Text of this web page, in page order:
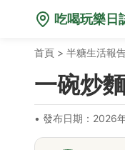
吃喝玩樂日
首頁 > 半糖生活報
一碗炒
• 發布日期：2026